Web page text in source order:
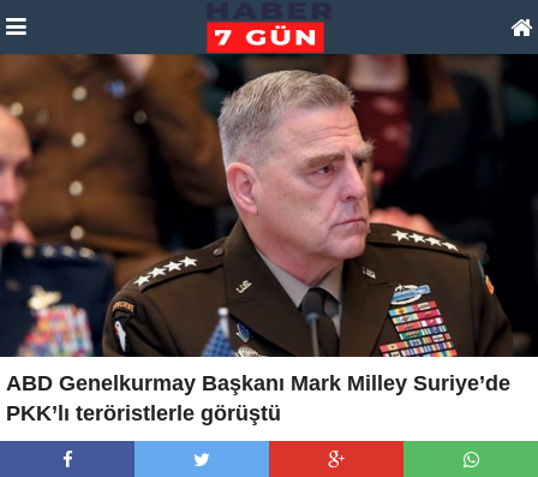
ABD Genelkurmay Başkanı Mark Milley Suriye’de
PKK’lı teröristlerle görüştü